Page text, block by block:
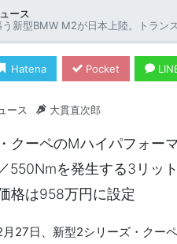
ース
新型BMW M2が日本上陸。トランスミ
Hatena Pocket
ース 大貫直次郎
クーペのMハイパフォー
550Nmを発生する3リッ
格は958万円に設定
27日、新型2シリーズ・クー